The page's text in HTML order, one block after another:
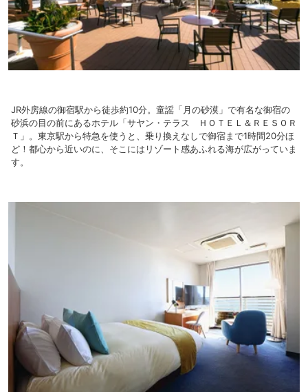
JR外房線の御宿駅から徒歩約10分。童謡「月の砂漠」で有名な御宿の
砂浜の目の前にあるホテル「サヤン・テラス ＨＯＴＥＬ＆ＲＥＳＯＲ
Ｔ」。東京駅から特急を使うと、乗り換えなしで御宿まで1時間20分ほ
ど！都心から近いのに、そこにはリゾート感あふれる海が広がっていま
す。